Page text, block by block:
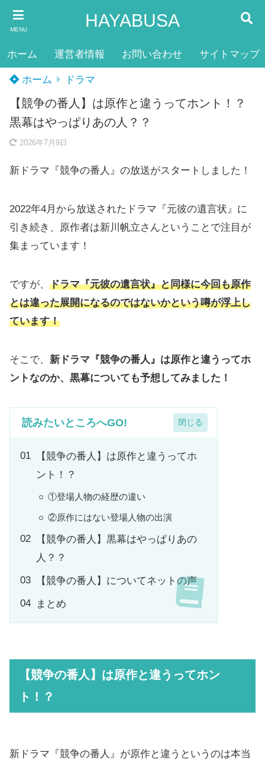
MENU HAYABUSA
ホーム 運営者情報 お問い合わせ サイトマップ
ホーム ドラマ
【競争の番人】は原作と違うってホント！？
黒幕はやっぱりあの人？？
2026年7月9日
新ドラマ『競争の番人』の放送がスタートしました！
2022年4月から放送されたドラマ『元彼の遺言状』に
引き続き、原作者は新川帆立さんということで注目が
集まっています！
ですが、 ドラマ『元彼の遺言状』と同様に今回も原作
とは違った展開になるのではないかという噂が浮上し
ています！
そこで、 新ドラマ『競争の番人』は原作と違うってホ
ントなのか、黒幕についても予想してみました！
読みたいところへGO!
【競争の番人】は原作と違うってホ
ント！？
①登場人物の経歴の違い
②原作にはない登場人物の出演
【競争の番人】黒幕はやっぱりあの
人？？
【競争の番人】についてネットの声
まとめ
【競争の番人】は原作と違うってホン
ト！？
新ドラマ『競争の番人』が原作と違うというのは本当